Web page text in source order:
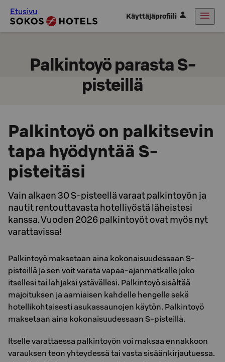
Etusivu Käyttäjäprofiili
Palkintoyö parasta S-
pisteillä
Palkintoyö on palkitsevin
tapa hyödyntää S-
pisteitäsi
Vain alkaen 30 S-pisteellä varaat palkintoyön ja
nautit rentouttavasta hotelliyöstä läheistesi
kanssa. Vuoden 2026 palkintoyöt ovat myös nyt
varattavissa!
Palkintoyö maksetaan aina kokonaisuudessaan S-
pisteillä ja sen voit varata vapaa-ajanmatkalle joko
itsellesi tai lahjaksi ystävällesi. Palkintoyö sisältää
majoituksen ja aamiaisen kahdelle hengelle sekä
hotellikohtaisesti asukassaunojen käytön. Palkintoyö
maksetaan aina kokonaisuudessaan S-pisteillä.
Itselle varattaessa palkintoyön voi maksaa ennakkoon
varauksen teon yhteydessä tai vasta sisäänkirjautuessa.